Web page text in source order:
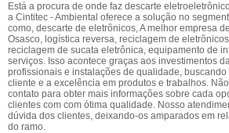
Está a procura de onde faz descarte
a Cintitec - Ambiental oferece a solução no
como, descarte de eletrônicos, A melhor empresa
Osasco, logística reversa, reciclagem de
reciclagem de sucata eletrônica, equipamento de
serviços. Isso acontece graças aos investimentos
profissionais e instalações de qualidade, buscando
cliente e a excelência em produtos e trabalhos.
contato para obter mais informações sobre cada
clientes com com ótima qualidade. Nosso
dúvida dos clientes, deixando-os amparados em
do ramo.